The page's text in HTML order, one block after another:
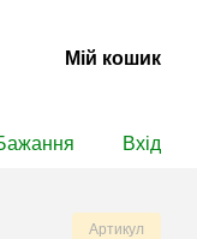
Мій кошик
Вхід
Артикул